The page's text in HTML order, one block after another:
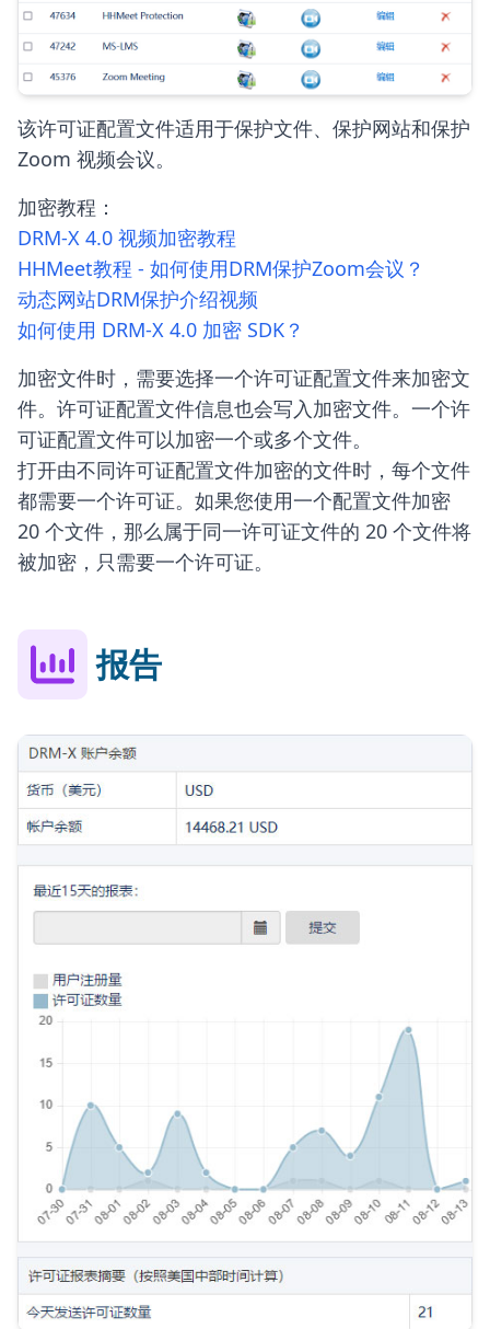
该许可证配置文件适用于保护文件、保护网站和保护
Zoom 视频会议。
加密教程：
DRM-X 4.0 视频加密教程
HHMeet教程 - 如何使用DRM保护Zoom会议？
动态网站DRM保护介绍视频
如何使用 DRM-X 4.0 加密 SDK？
加密文件时，需要选择一个许可证配置文件来加密文
件。许可证配置文件信息也会写入加密文件。一个许
可证配置文件可以加密一个或多个文件。
打开由不同许可证配置文件加密的文件时，每个文件
都需要一个许可证。如果您使用一个配置文件加密
20 个文件，那么属于同一许可证文件的 20 个文件将
被加密，只需要一个许可证。
报告